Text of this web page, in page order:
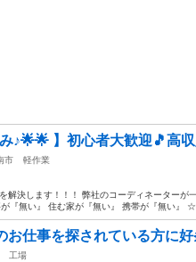
み♪🌟🌟 】初心者大歓迎🎵高
市
軽作業
解決します！！！ 弊社のコーディネーターが
『無い』 住む家が『無い』 携帯が『無い』 ☆
お仕事を探されている方に
工場